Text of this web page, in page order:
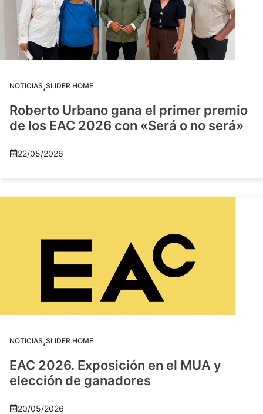
NOTICIAS,SLIDER HOME
Roberto Urbano gana el primer premio
de los EAC 2026 con «Será o no será»
22/05/2026
NOTICIAS,SLIDER HOME
EAC 2026. Exposición en el MUA y
elección de ganadores
20/05/2026